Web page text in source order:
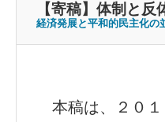
【寄稿】体制と
経済発展と平和的民主化
本稿は、２０１